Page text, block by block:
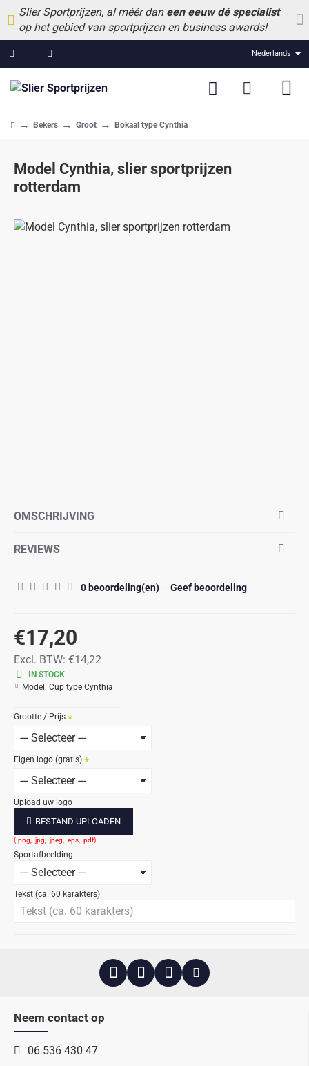
Slier Sportprijzen, al méér dan een eeuw dé specialist
op het gebied van sportprijzen en business awards!
Nederlands
Model Cynthia, slier sportprijzen
rotterdam
Bekers Groot Bokaal type Cynthia
OMSCHRIJVING
REVIEWS
0 beoordeling(en) - Geef beoordeling
€17,20
Excl. BTW: €14,22
IN STOCK
Model: Cup type Cynthia
Grootte / Prijs
Eigen logo (gratis)
Upload uw logo
BESTAND UPLOADEN
Sportafbeelding
Tekst (ca. 60 karakters)
Neem contact op
06 536 430 47